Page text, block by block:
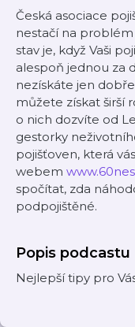
Česká asociace
nestačí na
stav je, když Vaši
alespoň jednou za
nezískáte jen
můžete získat širší
o nich dozvíte od
gestorky
pojišťoven, která
webem
spočítat, zda
podpojištěné.
Popis podcastu
Nejlepší tipy pro